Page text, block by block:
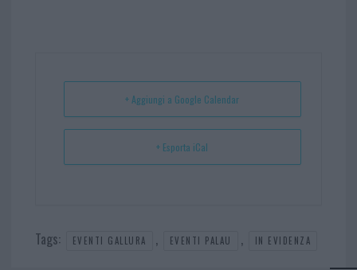
t p
+ Aggiungi a Google Calendar
+ Esporta iCal
Tags: EVENTI GALLURA , EVENTI PALAU , IN EVIDENZA